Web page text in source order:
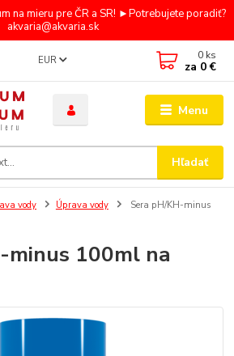
na mieru pre ČR a SR! ►Potrebujete poradiť?
akvaria@akvaria.sk
Menu
EUR
Hľadať
0 ks
za 0 €
vody Úprava vody
Sera pH/KH-minus
minus 100ml na